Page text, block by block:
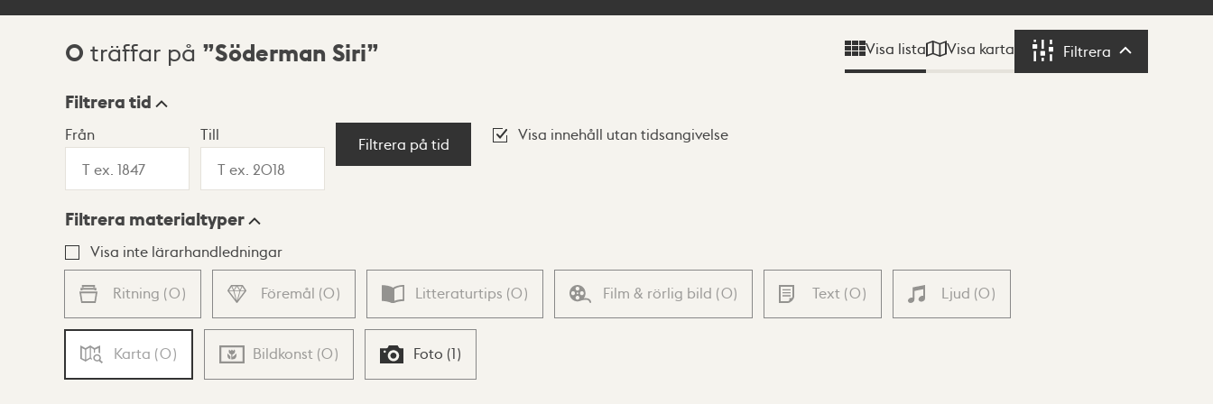
Sökresultat
0 träffar på Söderman Siri Visa lista Visa karta Filtrera Filtrera
Visningsläge
Lista Karta
Filtrera tid
Från Till
Filtrera på tid
Visa innehåll utan tidsangivelse
Filtrera materialtyper
Visa inte lärarhandledningar
Ritning (0) Föremål (0) Litteraturtips (0) Film & rörlig bild (0) Text (0) Ljud (0)
Karta (0) Bildkonst (0) Foto (1)